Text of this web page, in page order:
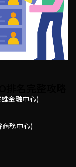
更新後的3大
排名完整攻略
金融中心)
務中心)